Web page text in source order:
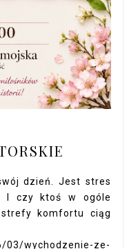
dzień. Jest stres
I czy ktoś w ogóle
komfortu ciąg
03/wychodzenie-ze-